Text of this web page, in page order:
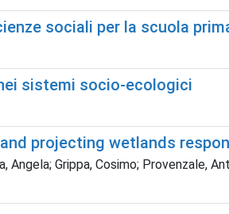
sociali per la scuola
sistemi socio-ecologici
projecting wetlands
Grippa, Cosimo; Provenzale,